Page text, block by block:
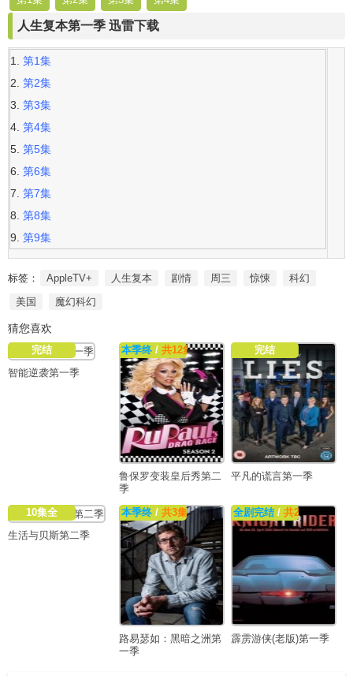
人生复本第一季 迅雷下载
第1集
第2集
第3集
第4集
第5集
第6集
第7集
第8集
第9集
标签： AppleTV+ 人生复本 剧情 周三 惊悚
科幻
美国
魔幻科幻
猜您喜欢
完结
智能逆袭第一季
本季终 /共12集
鲁保罗变装皇后秀第二
季
完结
平凡的谎言第一季
10集全
生活与贝斯第二季
本季终 /共3集
路易瑟如：黑暗之洲第
一季
全剧完结/ 共22集
霹雳游侠(老版)第一季